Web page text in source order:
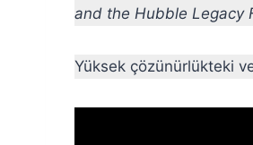
and the Hubble Legacy
Yüksek çözünürlükteki